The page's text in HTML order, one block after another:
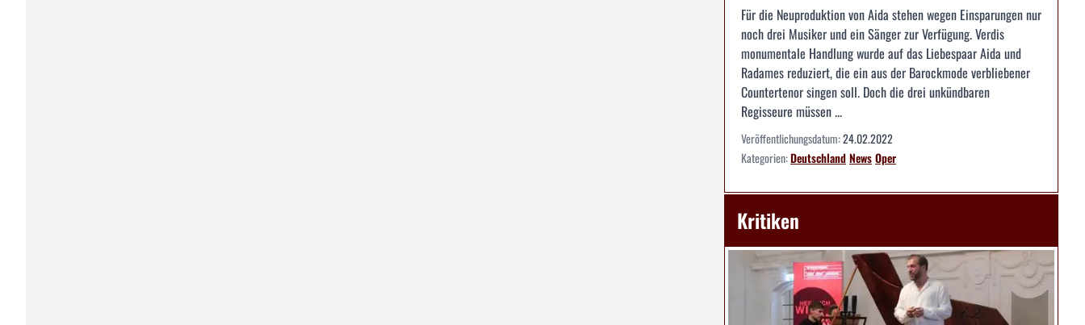
Für die Neuproduktion von Aida stehen wegen Einsparungen nur
noch drei Musiker und ein Sänger zur Verfügung. Verdis
monumentale Handlung wurde auf das Liebespaar Aida und
Radames reduziert, die ein aus der Barockmode verbliebener
Countertenor singen soll. Doch die drei unkündbaren
Regisseure müssen ...
Veröffentlichungsdatum:24.02.2022
Kategorien:DeutschlandNewsOper
Kritiken